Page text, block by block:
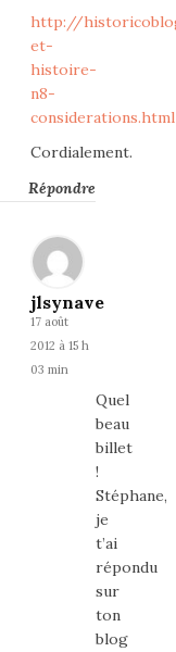
http://
et-
histoire-
n8-
considerations.html
Cordialement.
Répondre
jlsynave
17 août
2012 à 15 h
03 min
Quel
beau
billet
!
Stéphane,
je
t’ai
répondu
sur
ton
blog